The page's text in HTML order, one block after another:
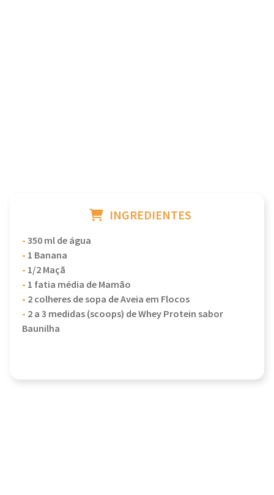
INGREDIENTES
-350 ml de água
- 1 Banana
- 1/2 Maçã
- 1 fatia média de Mamão
- 2 colheres de sopa de Aveia em Flocos
- 2 a 3 medidas (scoops) de Whey Protein sabor
Baunilha